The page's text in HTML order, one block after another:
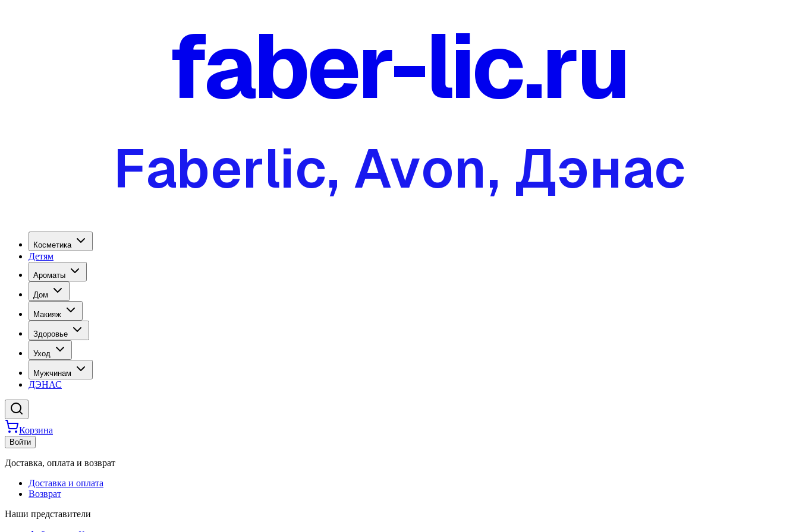
faber-lic.ru
Faberlic, Avon, Дэнас
Косметика
Детям
Ароматы
Дом
Макияж
Здоровье
Уход
Мужчинам
ДЭНАС
Корзина
Войти
Доставка, оплата и возврат
Доставка и оплата
Возврат
Наши представители